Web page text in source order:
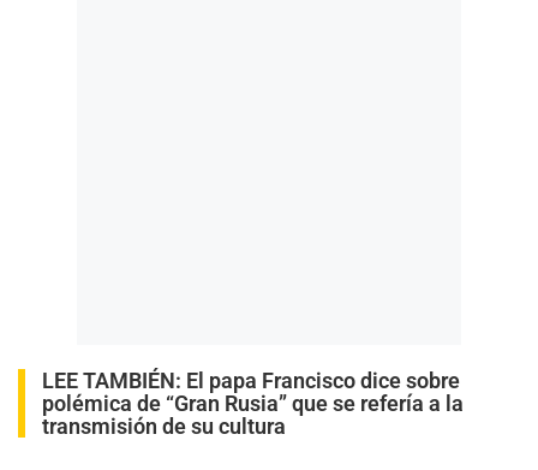
LEE TAMBIÉN: El papa Francisco dice sobre
polémica de “Gran Rusia” que se refería a la
transmisión de su cultura